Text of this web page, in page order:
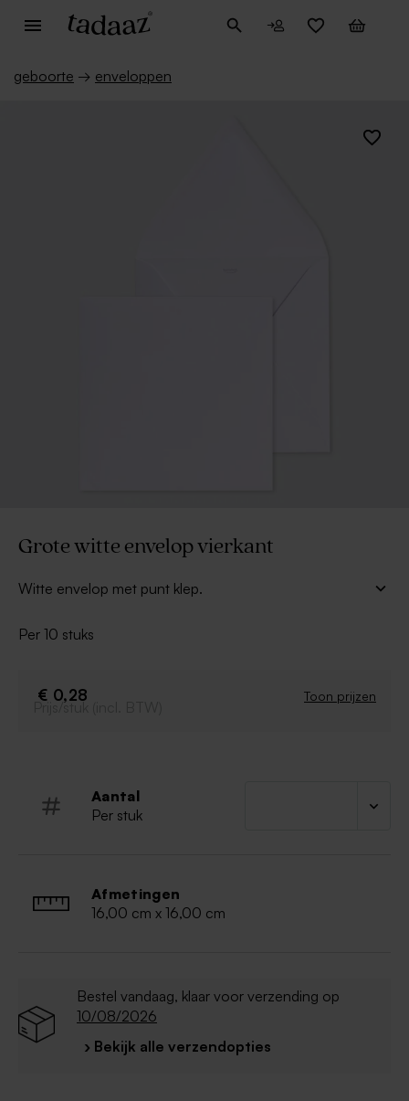
geboorte → enveloppen
Grote witte envelop vierkant
Witte envelop met punt klep.
Per 10 stuks
€ 0,28 Toon prijzen
Prijs/stuk (incl. BTW)
Aantal
Per stuk
Afmetingen
16,00 cm x 16,00 cm
Bestel vandaag, klaar voor verzending op
10/08/2026
› Bekijk alle verzendopties